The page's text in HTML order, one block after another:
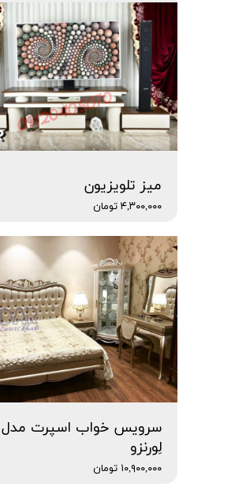
میز تلویزیون
۴,۳۰۰,۰۰۰ تومان
سرویس خواب اسپرت مدل
لِورنزو
۱۰,۹۰۰,۰۰۰ تومان